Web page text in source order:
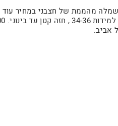
מהממת של חצבני במחיר עוד
אביב.